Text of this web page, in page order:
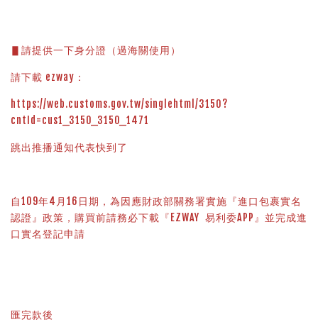
▋請提供一下身分證（過海關使用）
請下載 ezway：
https://web.customs.gov.tw/singlehtml/3150?
cntId=cus1_3150_3150_1471
跳出推播通知代表快到了
自109年4月16日期，為因應財政部關務署實施『進口包裹實名
認證』政策，購買前請務必下載『EZWAY  易利委APP』並完成進
口實名登記申請
匯完款後